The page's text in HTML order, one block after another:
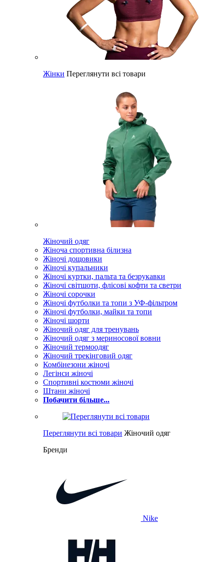
Жінки Переглянути всі товари
Жіночий одяг
Жіноча спортивна білизна
Жіночі дощовики
Жіночі купальники
Жіночі куртки, пальта та безрукавки
Жіночі світшоти, флісові кофти та светри
Жіночі сорочки
Жіночі футболки та топи з УФ-фільтром
Жіночі футболки, майки та топи
Жіночі шорти
Жіночий одяг для тренувань
Жіночий одяг з мериносової вовни
Жіночий термоодяг
Жіночий трекінговий одяг
Комбінезони жіночі
Легінси жіночі
Спортивні костюми жіночі
Штани жіночі
Побачити більше...
Переглянути всі товари Жіночий одяг
Бренди
Nike